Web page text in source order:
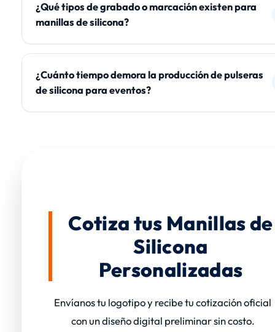
¿Qué tipos de grabado o marcación existen para
manillas de silicona?
¿Cuánto tiempo demora la producción de pulseras
de silicona para eventos?
Cotiza tus Manillas de
Silicona
Personalizadas
Envíanos tu logotipo y recibe tu cotización oficial
con un diseño digital preliminar sin costo.